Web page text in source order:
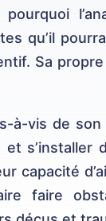
qu’il
Sa
à-vis de
s’installer
capacité
faire